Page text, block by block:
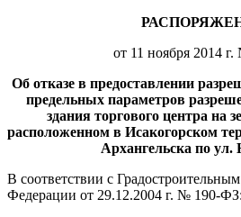
от 11 ноября 2014
Об отказе в предоставлении
предельных параметров
здания торгового центра на
расположенном в Исакогорском
Архангельска по ул.
В соответствии с
Федерации от 29.12.2004 г. № 190-ФЗ: